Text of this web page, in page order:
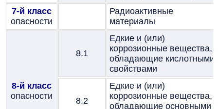
7-й класс
опасности
Радиоактивные
материалы
8-й класс
опасности
8.1
Едкие и (или)
коррозионные вещества,
обладающие кислотными
свойствами
8.2
Едкие и (или)
коррозионные вещества,
обладающие основными